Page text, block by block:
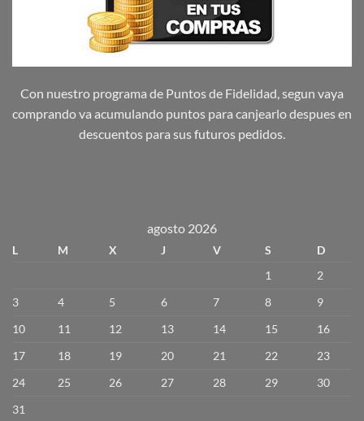
Con nuestro programa de Puntos de Fidelidad, segun vaya
comprando va acumulando puntos para canjearlo despues en
descuentos para sus futuros pedidos.
agosto 2026
L M X J V S
D
1
2
3
4 5 6 7 8
9
10
11 12 13 14 15
16
17
18 19 20 21 22
23
24
25 26 27 28 29
30
31